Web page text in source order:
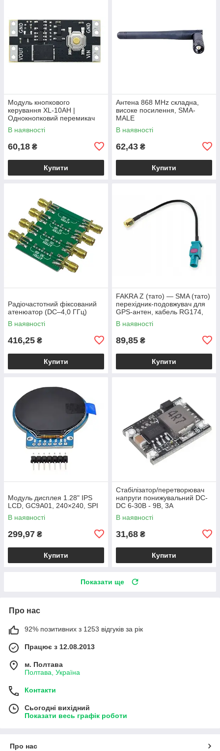
Модуль кнопкового
керування XL-10AH |
Однокнопковий перемикач
10A | Модуль з фіксацією |
Широкий діапазон
В наявності
60,18 ₴
Купити
Антена 868 MHz складна,
високе посилення, SMA-
MALE
В наявності
62,43 ₴
Купити
Радіочастотний фіксований
атенюатор (DC–4,0 ГГц)
В наявності
416,25 ₴
Купити
FAKRA Z (тато) — SMA (тато)
перехідник-подовжувач для
GPS-антен, кабель RG174,
15 см
В наявності
89,85 ₴
Купити
Модуль дисплея 1.28" IPS
LCD, GC9A01, 240×240, SPI
В наявності
299,97 ₴
Купити
Стабілізатор/перетворювач
напруги понижувальний DC-
DC 6-30В - 9В, 3А
В наявності
31,68 ₴
Купити
Показати ще
Про нас
92% позитивних з 1253 відгуків за рік
Працює з 12.08.2013
м. Полтава
Полтава, Україна
Контакти
Сьогодні вихідний
Показати весь графік роботи
Про нас